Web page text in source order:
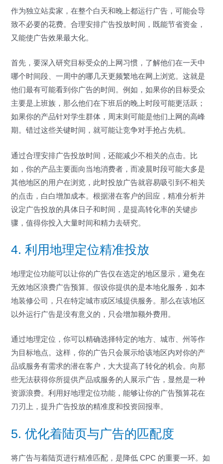
作为独立站卖家，在整个白天和晚上都运行广告，可能会导
致不必要的花费。合理安排广告投放时间，既能节省资金，
又能使广告效果最大化。
首先，要深入研究目标受众的上网习惯，了解他们在一天中
哪个时间段、一周中的哪几天更频繁地在网上浏览。这就是
他们最有可能看到你广告的时间。例如，如果你的目标受众
主要是上班族，那么他们在下班后的晚上时段可能更活跃；
如果你的产品针对学生群体，周末则可能是他们上网的高峰
期。错过这些关键时间，就可能让竞争对手抢占先机。
通过合理安排广告投放时间，还能减少不相关的点击。比
如，你的产品主要面向当地消费者，而凌晨时段可能大多是
其他地区的用户在浏览，此时投放广告就容易吸引到不相关
的点击，白白增加成本。根据潜在客户的回应，精准分析并
设定广告投放的具体日子和时间，是提高转化率的关键步
骤，值得你投入大量时间和精力去研究。
4. 利用地理定位精准投放
地理定位功能可以让你的广告仅在选定的地区显示，避免在
无效地区浪费广告预算。假设你提供的是本地化服务，如本
地装修公司，只在特定城市或区域提供服务。那么在该地区
以外运行广告是没有意义的，只会增加额外费用。
通过地理定位，你可以精确选择特定的地方、城市、州等作
为目标地点。这样，你的广告只会展示给该地区内对你的产
品或服务有需求的潜在客户，大大提高了转化的机会。向那
些无法获得你所提供产品或服务的人展示广告，显然是一种
资源浪费。利用好地理定位功能，能够让你的广告预算花在
刀刃上，提升广告投放的精准度和投资回报率。
5. 优化着陆页与广告的匹配度
将广告与着陆页进行精准匹配，是降低 CPC 的重要一环。如